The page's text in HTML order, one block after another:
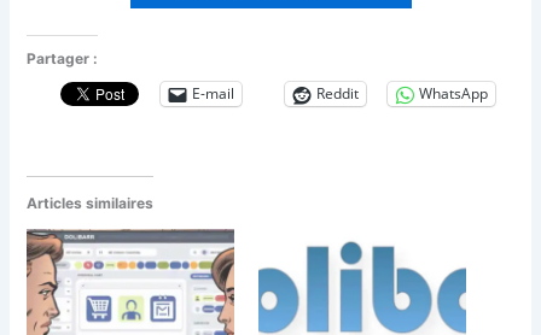
Partager :
E-mail Reddit WhatsApp
Articles similaires